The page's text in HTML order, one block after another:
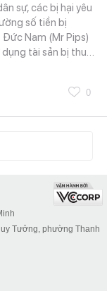
sự, các bị hại yêu
số tiền bị
Nam (Mr Pips)
tài sản bị thu…
0
Tưởng, phường Thanh